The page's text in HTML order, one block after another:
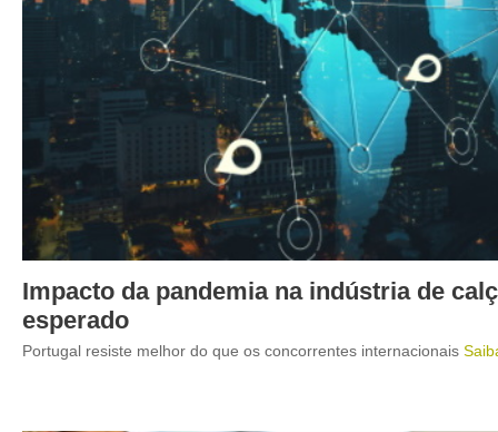
Impacto da pandemia na indústria de
esperado
Portugal resiste melhor do que os concorrentes internacionais